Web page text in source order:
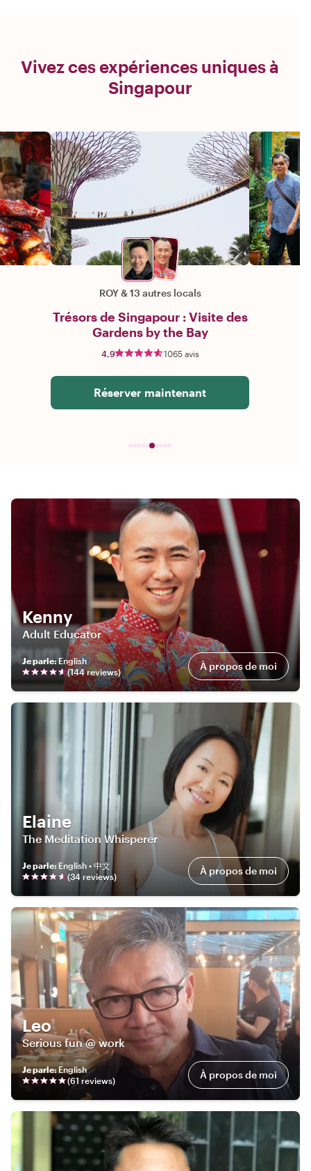
Vivez ces expériences uniques à
Singapour
ROY &13 autres locals
Trésors de Singapour : Visite des
Gardens by the Bay
4,9 1065 avis
Réserver maintenant
Kenny
Adult Educator
Je parle:English
(144reviews) À propos de moi
Elaine
The Meditation Whisperer
Je parle: English • 中文
(34 reviews) À propos de moi
Leo
Serious fun @ work
Je parle:English
(61 reviews) À propos de moi